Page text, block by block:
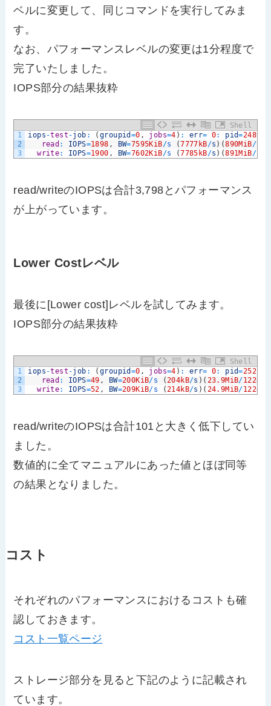
ベルに変更して、同じコマンドを実行してみま
す。
なお、パフォーマンスレベルの変更は1分程度で
完了いたしました。
IOPS部分の結果抜粋
Shell
1
2
3
iops -test -job : ( groupid =0 , jobs=4 ) : err= 0: pid=24895
read : IOPS=1898 , BW=7595KiB/s (7777kB/s ) (890MiB/
write: IOPS=1900 , BW=7602KiB/s (7785kB/s ) (891MiB/
read/writeのIOPSは合計3,798とパフォーマンス
が上がっています。
Lower Costレベル
最後に[Lower cost]レベルを試してみます。
IOPS部分の結果抜粋
Shell
1
2
3
iops -test -job : ( groupid =0 , jobs=4 ) : err= 0: pid=25211
read : IOPS=49 , BW=200KiB/s (204kB/s ) ( 23.9MiB/
write: IOPS=52 , BW=209KiB/s (214kB/s ) ( 24.9MiB/
read/writeのIOPSは合計101と大きく低下してい
ました。
数値的に全てマニュアルにあった値とほぼ同等
の結果となりました。
コスト
それぞれのパフォーマンスにおけるコストも確
認しておきます。
コスト一覧ページ
ストレージ部分を見ると下記のように記載され
ています。